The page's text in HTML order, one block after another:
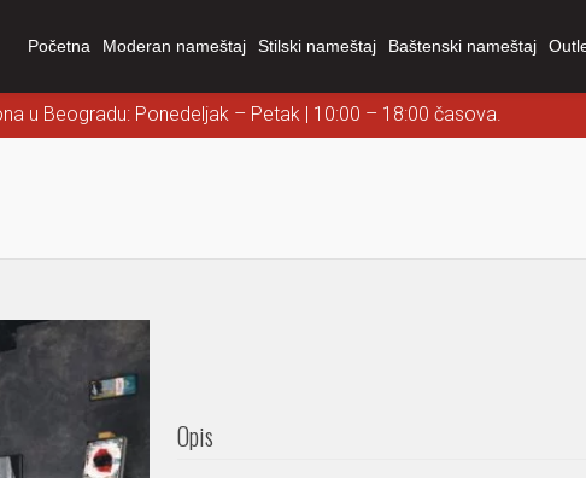
Početna Moderan nameštaj Stilski nameštaj Baštenski nameštaj
u Beogradu: Ponedeljak – Petak | 10:00 – 18:00 časova.
Opis